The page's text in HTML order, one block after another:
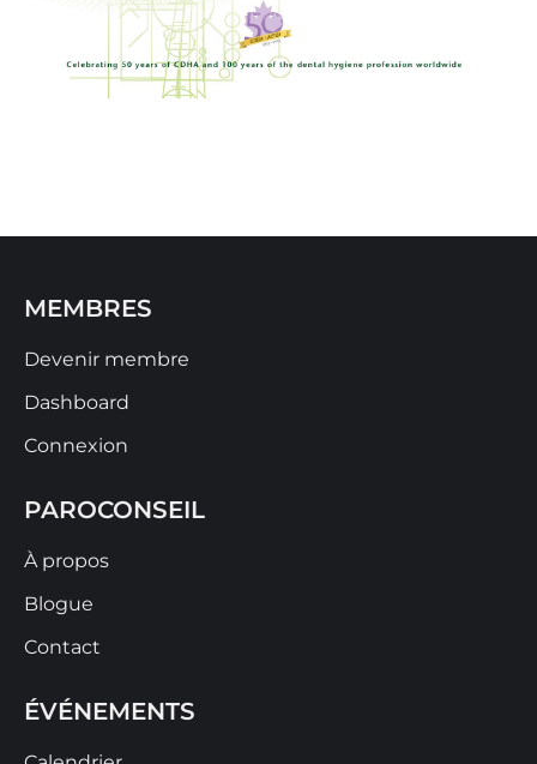
MEMBRES
Devenir membre
Dashboard
Connexion
PAROCONSEIL
À propos
Blogue
Contact
ÉVÉNEMENTS